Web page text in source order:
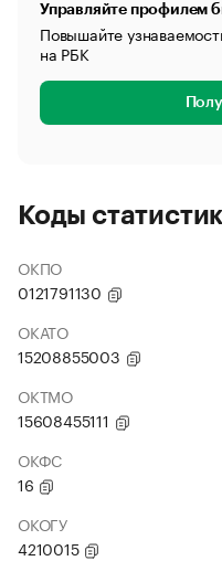
Управляйте профилем
Повышайте
на РБК
Коды
ОКПО
0121791130
ОКАТО
15208855003
ОКТМО
15608455111
ОКФС
16
ОКОГУ
4210015